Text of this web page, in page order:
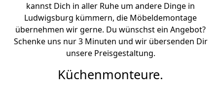
kannst Dich in aller Ruhe um andere Dinge in
Ludwigsburg kümmern, die Möbeldemontage
übernehmen wir gerne. Du wünschst ein Angebot?
Schenke uns nur 3 Minuten und wir übersenden Dir
unsere Preisgestaltung.
Küchenmonteure.